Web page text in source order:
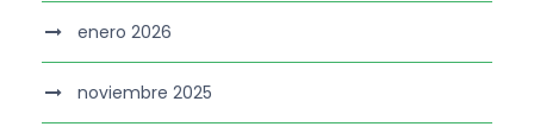
enero 2026
noviembre 2025